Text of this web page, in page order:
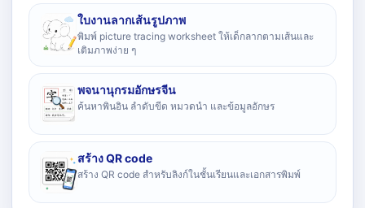
ใบงานลากเส้นรูปภาพ
พิมพ์ picture tracing worksheet ให้เด็กลากตามเส้นและ
เติมภาพง่าย ๆ
พจนานุกรมอักษรจีน
ค้นหาพินอิน ลำดับขีด หมวดนำ และข้อมูลอักษร
สร้าง QR code
สร้าง QR code สำหรับลิงก์ในชั้นเรียนและเอกสารพิมพ์